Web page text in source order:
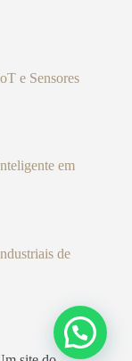
e Sensores
em
de